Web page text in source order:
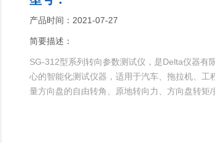
产品时间：2021-07-27
简要描述：
SG-312型系列转向参数测试仪，是Delta仪器有
心的智能化测试仪器，适用于汽车、拖拉机、
量方向盘的自由转角、原地转向力、方向盘转矩/